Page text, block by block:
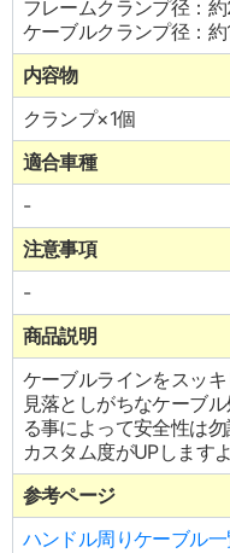
フレームクランプ径：
ケーブルクランプ径：
内容物
クランプ×1個
適合車種
-
注意事項
-
商品説明
ケーブルラインをスッキ
見落としがちなケーブ
る事によって安全性は勿
カスタム度がUPしますよ
参考ページ
ハンドル周りケーブル